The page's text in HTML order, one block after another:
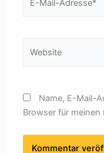
Name, E-Mail-
Browser für